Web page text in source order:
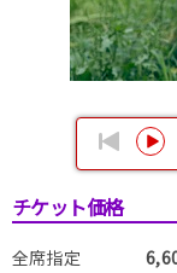
チケット価格
全席指定